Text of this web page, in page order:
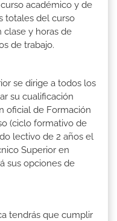
académico y de
totales del curso
clase y horas de
de trabajo.
se dirige a todos los
su cualificación
oficial de Formación
(ciclo formativo de
lectivo de 2 años el
Superior en
sus opciones de
tendrás que cumplir